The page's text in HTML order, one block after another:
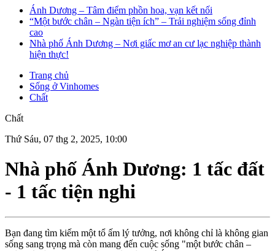
Ánh Dương – Tâm điểm phồn hoa, vạn kết nối
“Một bước chân – Ngàn tiện ích” – Trải nghiệm sống đỉnh
cao
Nhà phố Ánh Dương – Nơi giấc mơ an cư lạc nghiệp thành
hiện thực!
Trang chủ
Sống ở Vinhomes
Chất
Chất
Thứ Sáu, 07 thg 2, 2025, 10:00
Nhà phố Ánh Dương: 1 tấc đất
- 1 tấc tiện nghi
Bạn đang tìm kiếm một tổ ấm lý tưởng, nơi không chỉ là không gian
sống sang trọng mà còn mang đến cuộc sống "một bước chân –